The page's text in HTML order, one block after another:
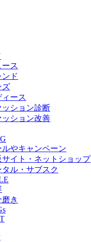
ース
ンド
ズ
ィース
ッション診断
ッション改善
ルやキャンペーン
サイト・ネットショップ
タル・サブスク
磨き